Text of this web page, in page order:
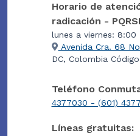
Horario de
radicación -
lunes a viernes:
Avenida Cra. 68
DC, Colombia Código
Teléfono
4377030 - (601)
Líneas gratuitas: